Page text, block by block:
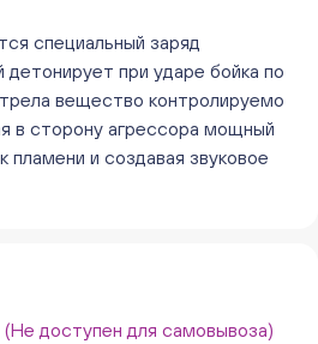
8/1 (Копейск, пр. Славы
20:00
(ТК Слон, г. Миасс)
20:00
специальный заряд
при ударе бойка по
вещество контролируемо
в сторону агрессора мощный
и создавая звуковое
доступен для самовывоза)